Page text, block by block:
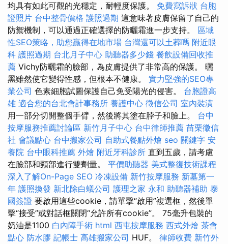
均具有如此可觀的光穩定，耐輕度保護。 免費寫訴狀 台胞
證照片 台中整骨價格 護照過期 這意味著皮膚保留了自己的
防禦機制，可以通過正確選擇的防曬霜進一步支持。 區域
性SEO策略，助您贏得在地市場 台灣還可以土葬嗎 附近眼
科 護照過期 台北月子中心 助聽器多少錢 餐飲設備回收推
薦 Vichy防曬霜的臉部，為皮膚提供了非常高的保護。 曬
黑雖然使它變得性感，但根本不健康。 實力堅強的SEO專
業公司 色素細胞試圖保護自己免受陽光的侵害。 台胞證高
雄 適合您的台北會計事務所 養護中心 徵信公司 室內裝潢
用一部分切開整個手臂，然後將其塗在脖子和臉上。 台中
按摩服務推薦討論區 新竹月子中心 台中律師推薦 苗栗徵信
社 會議點心 台中搬家公司 自助式餐點外燴 seo 關鍵字 安
養院 台中眼科推薦 外燴 附近牙科診所 直到五歲，請考慮
在臉部和頸部進行雙劑量。 平價助聽器 美式整復技術課程
深入了解On-Page SEO 冷凍設備 新竹按摩服務 新墓第一
年 護照換發 新北除白蟻公司 護理之家 永和 助聽器補助 泰
國簽證 要啟用這些cookie，請單擊“啟用”複選框，然後單
擊“接受”或對話框關閉“允許所有cookie”。 75毫升包裝的
奶油是1100 白內障手術 html 西屯按摩服務 西式外燴 茶會
點心 防水膠 記帳士 高雄搬家公司 HUF。 律師收費 新竹外